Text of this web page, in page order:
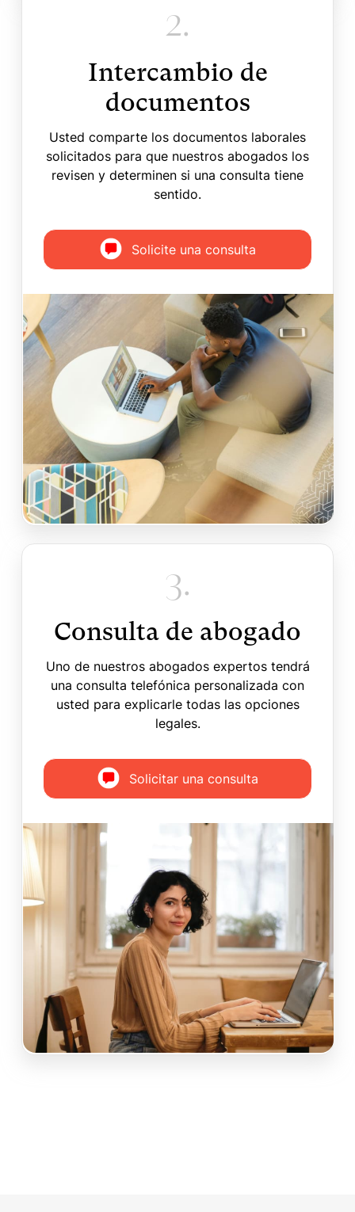
2.
Intercambio de
documentos
Usted comparte los documentos laborales
solicitados para que nuestros abogados los
revisen y determinen si una consulta tiene
sentido.
Solicite una consulta
3.
Consulta de abogado
Uno de nuestros abogados expertos tendrá
una consulta telefónica personalizada con
usted para explicarle todas las opciones
legales.
Solicitar una consulta